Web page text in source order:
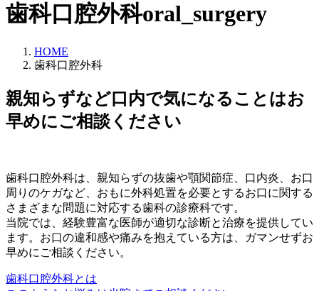
歯科口腔外科oral_surgery
HOME
歯科口腔外科
親知らずなど口内で気になることはお
早めにご相談ください
歯科口腔外科は、親知らずの抜歯や顎関節症、口内炎、お口
周りのケガなど、おもに外科処置を必要とするお口に関する
さまざまな問題に対応する歯科の診療科です。
当院では、経験豊富な医師が適切な診断と治療を提供してい
ます。お口の違和感や痛みを抱えている方は、ガマンせずお
早めにご相談ください。
歯科口腔外科とは